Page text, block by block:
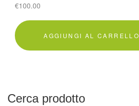
€100.00
AGGIUNGI AL CARRELLO
Cerca prodotto